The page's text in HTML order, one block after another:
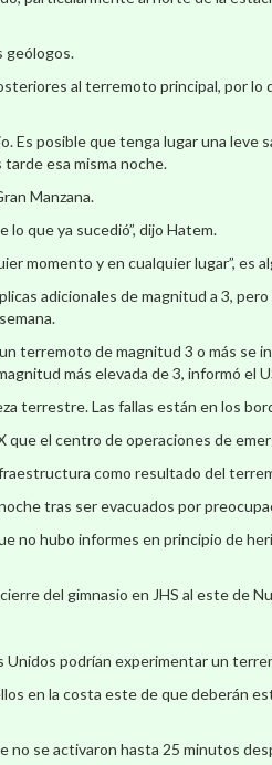
geólogos.
al terremoto principal,
posible que tenga lugar una
esa misma noche.
Manzana.
lo que ya sucedió”, dijo Hatem.
momento y en cualquier lugar”, es
adicionales de magnitud a 3,
terremoto de magnitud 3 o más
más elevada de 3, informó el
terrestre. Las fallas están en los
el centro de operaciones de
como resultado del
tras ser evacuados por
no hubo informes en principio de
del gimnasio en JHS al este de
podrían experimentar un
en la costa este de que deberán
se activaron hasta 25 minutos